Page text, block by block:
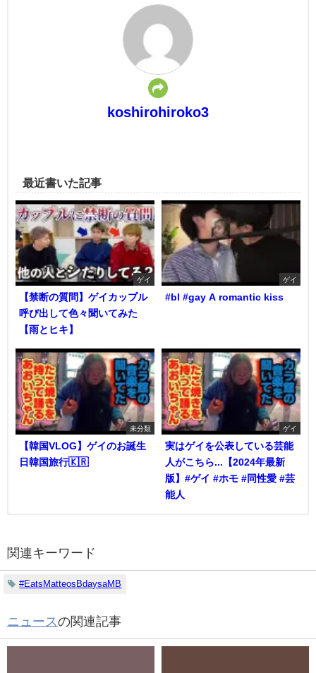
koshirohiroko3
最近書いた記事
ゲイ
【禁断の質問】ゲイカップル
呼び出して色々聞いてみた
【雨とヒキ】
ゲイ
#bl #gay A romantic kiss
未分類
【韓国VLOG】ゲイのお誕生
日韓国旅行🇰🇷
ゲイ
実はゲイを公表している芸能
人がこちら...【2024年最新
版】#ゲイ #ホモ #同性愛 #芸
能人
関連キーワード
#EatsMatteosBdaysaMB
ニュースの関連記事